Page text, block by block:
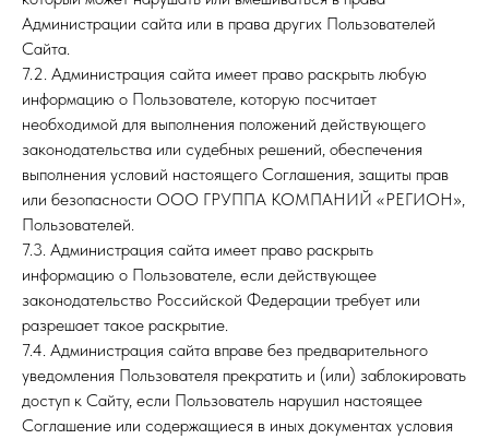
Администрации сайта или в права других Пользователей
Сайта.
7.2. Администрация сайта имеет право раскрыть любую
информацию о Пользователе, которую посчитает
необходимой для выполнения положений действующего
законодательства или судебных решений, обеспечения
выполнения условий настоящего Соглашения, защиты прав
или безопасности ООО ГРУППА КОМПАНИЙ «РЕГИОН»,
Пользователей.
7.3. Администрация сайта имеет право раскрыть
информацию о Пользователе, если действующее
законодательство Российской Федерации требует или
разрешает такое раскрытие.
7.4. Администрация сайта вправе без предварительного
уведомления Пользователя прекратить и (или) заблокировать
доступ к Сайту, если Пользователь нарушил настоящее
Соглашение или содержащиеся в иных документах условия